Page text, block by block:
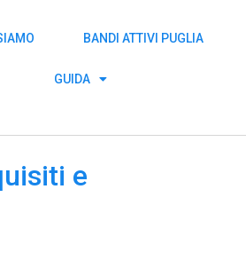
BANDI ATTIVI PUGLIA
GUIDA
e